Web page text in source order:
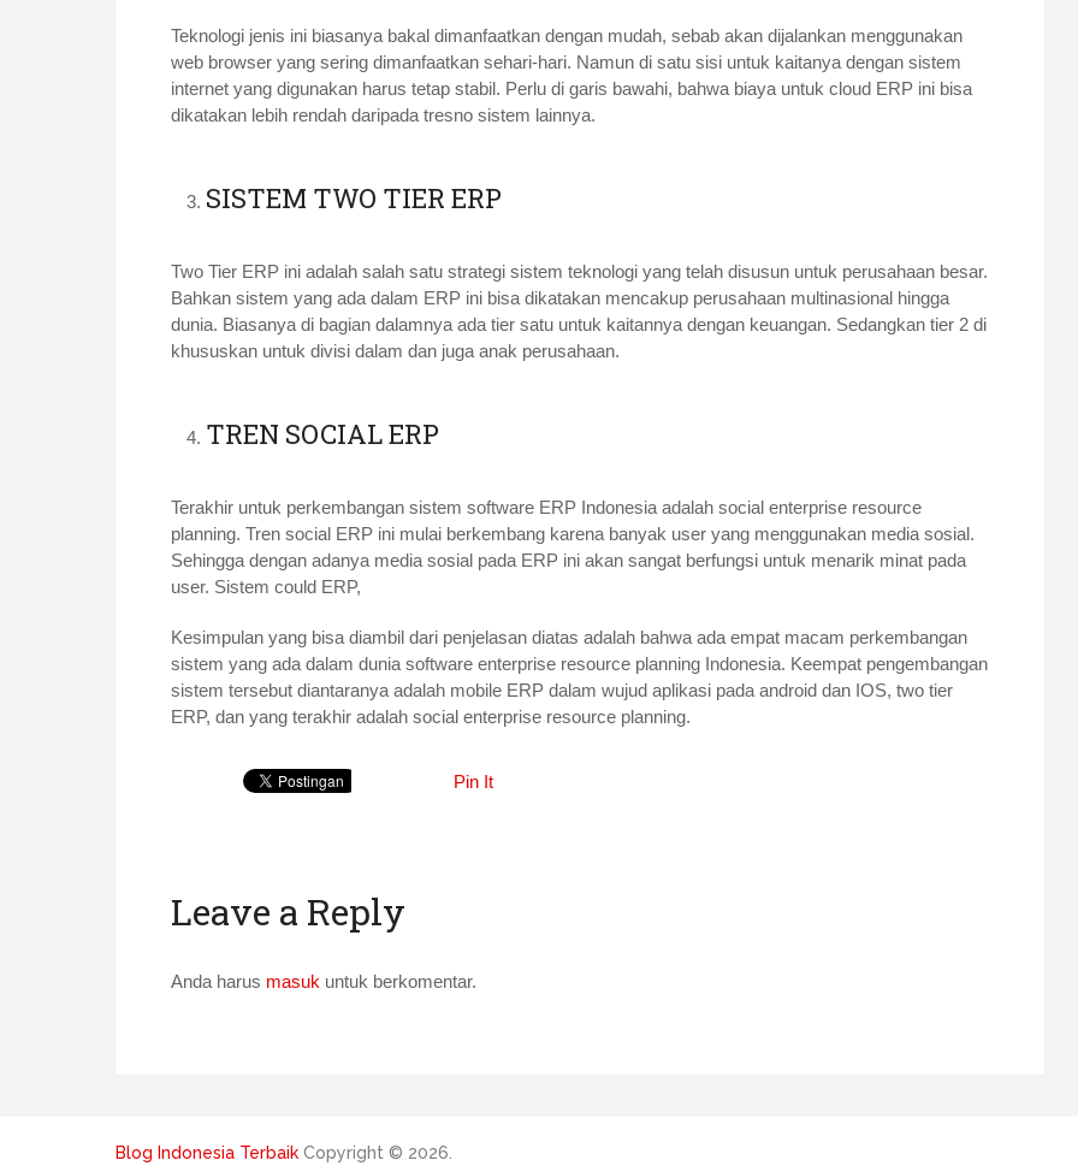
Teknologi jenis ini biasanya bakal dimanfaatkan dengan mudah, sebab akan dijalankan menggunakan
web browser yang sering dimanfaatkan sehari-hari. Namun di satu sisi untuk kaitanya dengan sistem
internet yang digunakan harus tetap stabil. Perlu di garis bawahi, bahwa biaya untuk cloud ERP ini bisa
dikatakan lebih rendah daripada tresno sistem lainnya.
SISTEM TWO TIER ERP
Two Tier ERP ini adalah salah satu strategi sistem teknologi yang telah disusun untuk perusahaan besar.
Bahkan sistem yang ada dalam ERP ini bisa dikatakan mencakup perusahaan multinasional hingga
dunia. Biasanya di bagian dalamnya ada tier satu untuk kaitannya dengan keuangan. Sedangkan tier 2 di
khususkan untuk divisi dalam dan juga anak perusahaan.
TREN SOCIAL ERP
Terakhir untuk perkembangan sistem software ERP Indonesia adalah social enterprise resource
planning. Tren social ERP ini mulai berkembang karena banyak user yang menggunakan media sosial.
Sehingga dengan adanya media sosial pada ERP ini akan sangat berfungsi untuk menarik minat pada
user. Sistem could ERP,
Kesimpulan yang bisa diambil dari penjelasan diatas adalah bahwa ada empat macam perkembangan
sistem yang ada dalam dunia software enterprise resource planning Indonesia. Keempat pengembangan
sistem tersebut diantaranya adalah mobile ERP dalam wujud aplikasi pada android dan IOS, two tier
ERP, dan yang terakhir adalah social enterprise resource planning.
Pin It
Leave a Reply
Anda harus masuk untuk berkomentar.
Blog Indonesia Terbaik Copyright © 2026.